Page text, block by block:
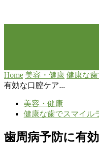
Home 美容・健康 健康な
有効な口腔ケア...
美容・健康
健康な歯でスマイル
歯周病予防に有